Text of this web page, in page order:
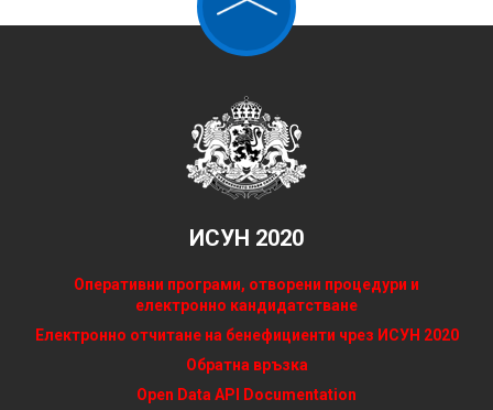
ИСУН 2020
Оперативни програми, отворени процедури и
електронно кандидатстване
Електронно отчитане на бенефициенти чрез ИСУН 2020
Обратна връзка
Open Data API Documentation